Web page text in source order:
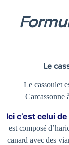
Le
Le cassoulet
Carcassonne
Ici c’est celui
est composé
canard avec des